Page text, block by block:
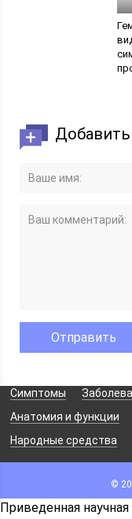
Симптомы
Анатомия и функции
Народные средства
©
Приведенная